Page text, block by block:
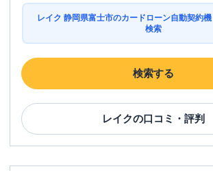
レイク 静岡県富士市のカードローン自動契約
検索
検索する
レイクの口コミ・評判